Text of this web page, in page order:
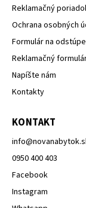
Reklamačný
Ochrana osobných
Formulár na
Reklamačný
Napíšte nám
Kontakty
KONTAKT
info@
0950 400 403
Facebook
Instagram